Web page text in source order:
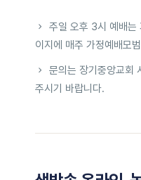
주일 오후 3시 예배는
이지에 매주 가정예배모
문의는 장기중앙교
주시기 바랍니다.